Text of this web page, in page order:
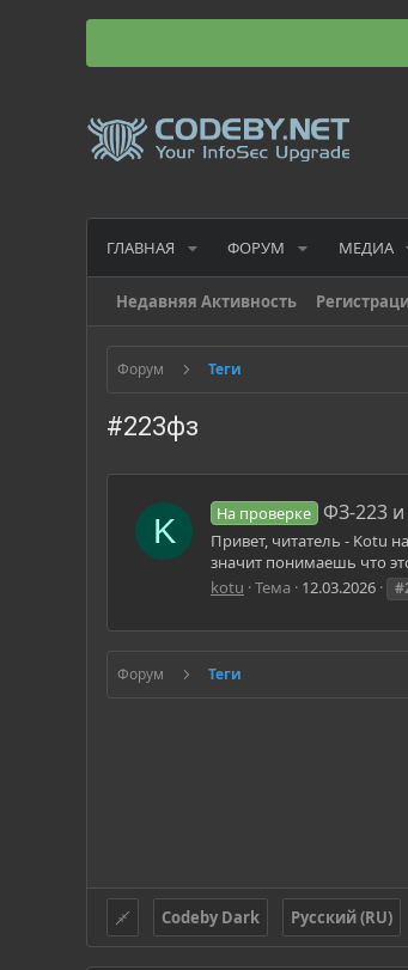
ГЛАВНАЯ ФОРУМ МЕДИА
Недавняя Активность
Форум Теги
#223фз
K На проверке ФЗ-223
Привет, читатель - Kotu
значит понимаешь что
kotu Тема 12.03.2026
Форум Теги
Codeby Dark Русский (RU)